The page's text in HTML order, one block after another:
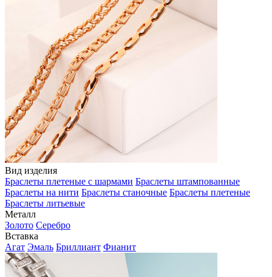
Вид изделия
Браслеты плетеные с шармами Браслеты штампованные
Браслеты на нити Браслеты станочные Браслеты плетеные
Браслеты литьевые
Металл
Золото Серебро
Вставка
Агат Эмаль Бриллиант Фианит